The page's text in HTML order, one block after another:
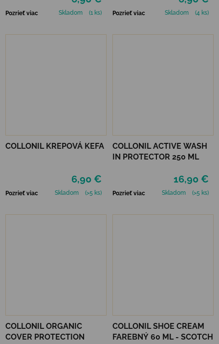
Pozrieť viac Skladom (1 ks) Pozrieť viac Skladom (4 ks)
COLLONIL KREPOVÁ KEFA
6,90 €
Pozrieť viac Skladom (>5 ks)
COLLONIL ACTIVE WASH
IN PROTECTOR 250 ML
16,90 €
Pozrieť viac Skladom (>5 ks)
COLLONIL ORGANIC
COVER PROTECTION
COLLONIL SHOE CREAM
FAREBNÝ 60 ML - SCOTCH